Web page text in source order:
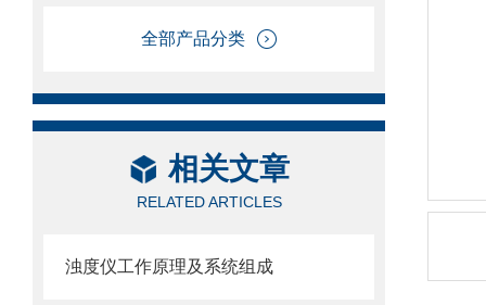
全部产品分类
相关文章
RELATED ARTICLES
浊度仪工作原理及系统组成